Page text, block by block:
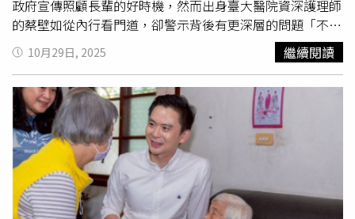
道，引發了觀眾的共鳴。活動期間發佈了「旺旺現代24孝生
活準則」，旨在以更貼近日常生活的方式，引導公眾將孝心
付諸實踐。典禮尾聲，由8位青年歌手聯袂演唱了6首歷屆旺
旺孝親獎獲獎歌曲，將現場氣氛推向高潮。現場設置的「孝
親信箱」也吸引了眾多嘉賓寄送明信片，或通過即時訊息向
父母表達感恩之情。第四屆旺旺孝親獎頒獎典禮不僅是一次
文化活動，更是一次跨越地域的情感交流。主辦方表示，未
來將繼續將孝親獎推廣至更多城市，使「讓孝順成為一種習
慣」從倡議轉化為實際行動，讓孝親文化在更廣闊的土地上
生根發芽、代代相傳。
政府宣傳照顧長輩的好時機，然而出身臺大醫院資深護理師
的蔡壁如從內行看門道，卻警示背後有更深層的問題「不是
短期溫暖能解決」。前民眾黨立委蔡壁如（圖）認為除了發
重陽敬老金外，如何完善長照資源，才是重中之重。（圖／
「超高齡社會」，加上都市與農村的醫療資源差距愈來愈
大，像自己曾服務的台北市，儘管高齡人口占比超過23％，
但醫療與照護資源充裕，只要年輕時有積攢些錢，生活品質
穩定根本很有餘裕。反觀嘉義縣、南投縣、雲林縣等農業大
縣，年輕人外移問題非常嚴重，加上長照資源不足，這讓孤
老問題更擴大。蔡壁如直言，與其只在重陽節「放煙火」式
一次性發錢，不如推動「在地老化」政策，比方增加社區共
10月29日, 2025 繼續閱讀